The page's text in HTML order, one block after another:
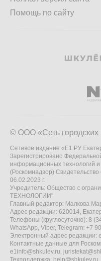
Помощь по сайту
© ООО «Сеть городских
Сетевое издание «Е1.РУ
Зарегистрировано
информационных технологий
(Роскомнадзор)
06.02.2023 г.
Учредитель: Общество с
ТЕХНОЛОГИИ"
Главный редактор: Малкова
Адрес редакции: 620014,
Телефоны (круглосуточно): 8
WhatsApp, Viber, Telegram: +7
Электронный адрес редакции:
Контактные данные для
e1info@shkulev.ru,
Техподдержка: help@shkulev.ru